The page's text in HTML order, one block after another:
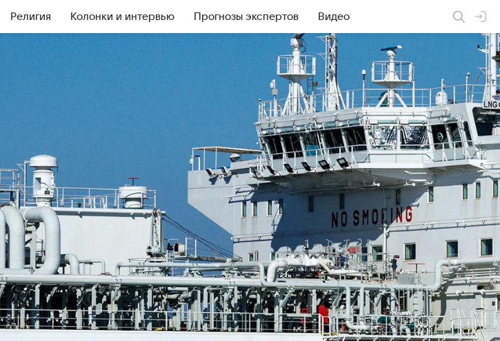
Религия Колонки и интервью Прогнозы экспертов Видео